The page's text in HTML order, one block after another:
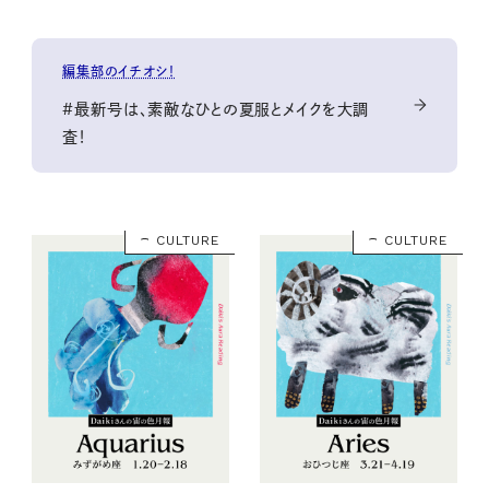
編集部のイチオシ！
#最新号は、素敵なひとの夏服とメイクを大調
査！
CULTURE CULTURE